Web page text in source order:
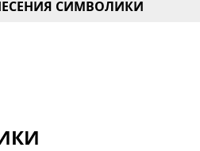
СИМВОЛИКИ